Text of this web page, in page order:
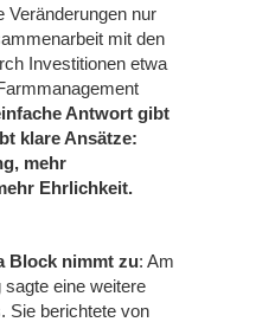
Veränderungen nur
mit den
Investitionen etwa
Antwort gibt
klare Ansätze:
mehr
Ehrlichkeit.
Block nimmt zu: Am
sagte eine weitere
Sie berichtete von